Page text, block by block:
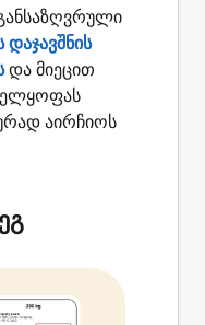
და მიეცით
აირჩიოს